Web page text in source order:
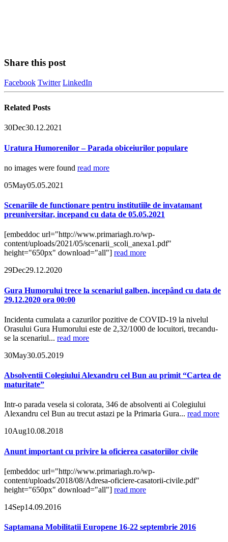
Share this post
Facebook Twitter LinkedIn
Related Posts
30Dec30.12.2021
Uratura Humorenilor – Parada obiceiurilor populare
no images were found read more
05May05.05.2021
Scenariile de functionare pentru institutiile de invatamant
preuniversitar, incepand cu data de 05.05.2021
[embeddoc url="http://www.primariagh.ro/wp-
content/uploads/2021/05/scenarii_scoli_anexa1.pdf"
height="650px" download="all"] read more
29Dec29.12.2020
Gura Humorului trece la scenariul galben, incepând cu data de
29.12.2020 ora 00:00
Incidenta cumulata a cazurilor pozitive de COVID-19 la nivelul
Orasului Gura Humorului este de 2,32/1000 de locuitori, trecandu-
se la scenariul... read more
30May30.05.2019
Absolventii Colegiului Alexandru cel Bun au primit “Cartea de
maturitate”
Intr-o parada vesela si colorata, 346 de absolventi ai Colegiului
Alexandru cel Bun au trecut astazi pe la Primaria Gura... read more
10Aug10.08.2018
Anunt important cu privire la oficierea casatoriilor civile
[embeddoc url="http://www.primariagh.ro/wp-
content/uploads/2018/08/Adresa-oficiere-casatorii-civile.pdf"
height="650px" download="all"] read more
14Sep14.09.2016
Saptamana Mobilitatii Europene 16-22 septembrie 2016